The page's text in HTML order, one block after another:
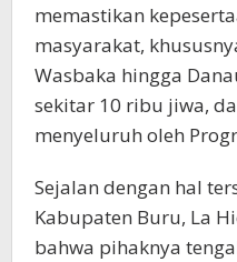
memastikan
masyarakat,
Wasbaka hingga
sekitar 10 ribu jiwa,
menyeluruh oleh
Sejalan dengan hal
Kabupaten Buru, La
bahwa pihaknya